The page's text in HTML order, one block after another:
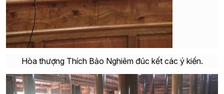
Hòa thượng Thích Bảo Nghiêm đúc kết các ý kiến.